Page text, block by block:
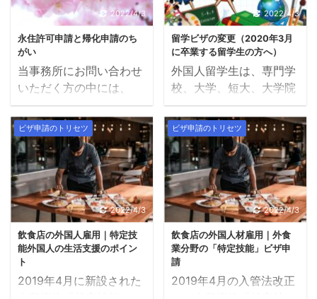
強化のために、高度な専
門知識・技術・能力を有
...
間）以降に入国・帰国す
る方で、事前に上記の申
請を完了した場 ...
するものが多いです。 他
方、当事務所には永住権
を申請中の方や、これか
ら永住申請をしようと考
えている方からの不安の
声も届いています。この
ィルスの感染拡大が永住
申請に及ぼす影響につい
て考察します。 【参考】
永住許可申請の一般的な
解説については、こちら
の記事をお読みくださ
い。 Q. 新型コロナウィ
ルスの ...
コロナウィルスに関する
出入国在留管理庁の取り
組みについて、最新情報
をまとめます。（※2022
年3月1日現在／随時更
新） コロナウィルスの影
響による在留申請の取り
扱いは依然として流動的
です。 この記事では、入
管の公表事項と当事務所
で把握した情報から、で
きる限り正確な記述を心
掛けていますが、具体的
な事案の判断について
は、個別にお問い合わせ
をいただくか、ご自身 ...
2022/4/3
永住許可申請と帰化申請のち
がい
当事務所にお問い合わせ
いただく方の中には、
「永住権」の取得と「帰
化」で迷われている方が
います。この２つは、活
動内容の制限がなくなる
こととビザの更新が必要
なくなることは同じです
が、母国の国籍を維持す
るか日本国籍になるかと
いう点で大きな違いがあ
ります。 「どちらが申請
しやすいか？」という手
続的には、2019年12月
2022/4/3
留学ビザの変更（2020年3月
に卒業する留学生の方へ）
外国人留学生は、専門学
校、大学、短大、大学院
などを卒業するにあた
り、「留学」ビザ」を他
のビザに変更する必要が
あります。 この記事で
は、2020年の最新情報
を踏まえて、留学生の卒
業後の進路選択につい
て、在留資格の視点から
まとめます。大学・専門
学校のキャリアセンター
の方にもご参考となるよ
う、１から分かりやすく
ビザ申請のトリセツ
2022/4/3
飲食店の外国人雇用｜特定技
能外国人の生活支援のポイン
ト
2019年4月に新設された
ビザ申請のトリセツ
2022/4/3
飲食店の外国人材雇用｜外食
業分野の「特定技能」ビザ申
請
2019年4月の入管法改正